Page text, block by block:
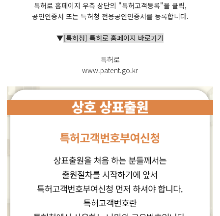
특허로 홈페이지 우측 상단의 "특허고객등록"을 클릭,
공인인증서 또는 특허청 전용공인인증서를 등록합니다.
▼[특허청] 특허로 홈페이지 바로가기
특허로
www.patent.go.kr